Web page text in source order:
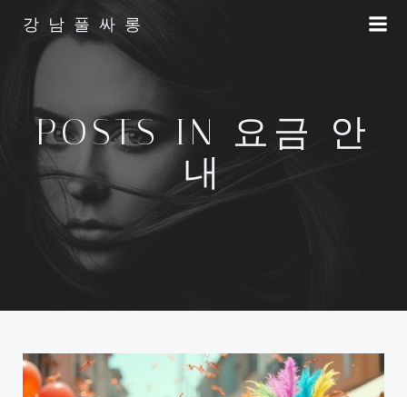
강남풀싸롱
POSTS IN 요금 안
내